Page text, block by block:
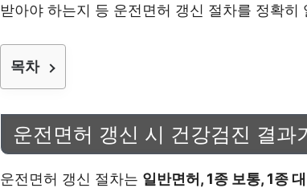
받아야 하는지 등 운전면허 갱신 절차를 정확
목차
운전면허 갱신 시 건강검진 결
운전면허 갱신 절차는 일반면허, 1종 보통, 1종